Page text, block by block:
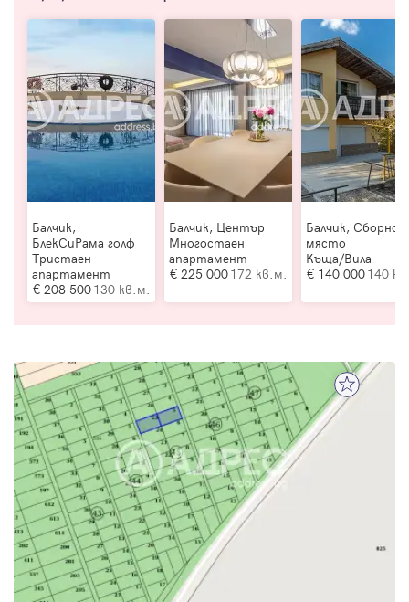
Балчик,
БлекСиРама голф
Тристаен
апартамент
208 500130 кв.м.
Балчик, Център
Многостаен
апартамент
225 000172 кв.м.
Балчик, Сборно
място
Къща/Вила
140 000140